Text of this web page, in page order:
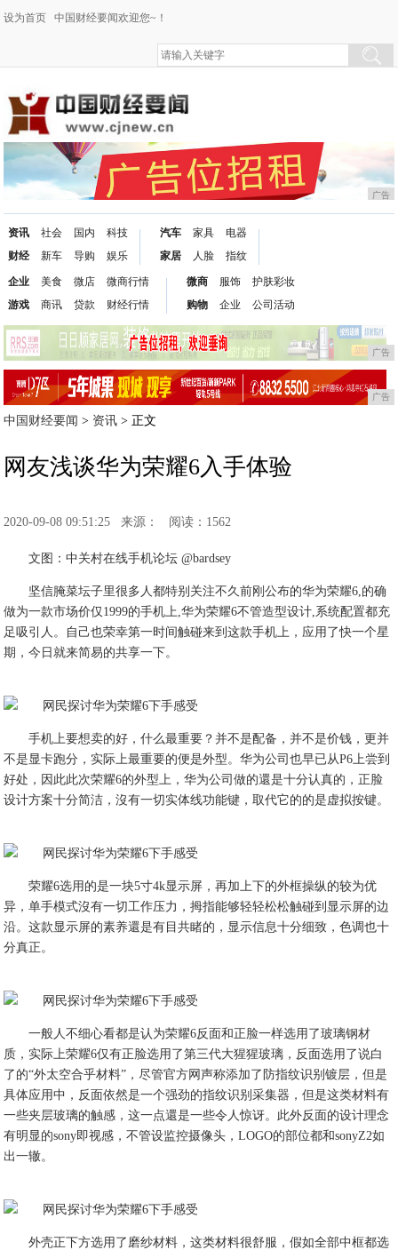
设为首页 中国财经要闻欢迎您~！
广告
资讯
财经
社会
新车
国内
导购
科技
娱乐
汽车
家居
家具
人脸
电器
指纹
企业
游戏
美食
商讯
微店
贷款
微商行情
财经行情
微商
购物
服饰
企业
护肤彩妆
公司活动
广告
广告
中国财经要闻 > 资讯 > 正文
网友浅谈华为荣耀6入手体验
2020-09-08 09:51:25 来源： 阅读：1562
文图：中关村在线手机论坛 @bardsey
坚信腌菜坛子里很多人都特别关注不久前刚公布的华为荣耀6,的确
做为一款市场价仅1999的手机上,华为荣耀6不管造型设计,系统配置都充
足吸引人。自己也荣幸第一时间触碰来到这款手机上，应用了快一个星
期，今日就来简易的共享一下。
手机上要想卖的好，什么最重要？并不是配备，并不是价钱，更并
不是显卡跑分，实际上最重要的便是外型。华为公司也早已从P6上尝到
好处，因此此次荣耀6的外型上，华为公司做的還是十分认真的，正脸
设计方案十分简洁，沒有一切实体线功能键，取代它的的是虚拟按键。
荣耀6选用的是一块5寸4k显示屏，再加上下的外框操纵的较为优
异，单手模式沒有一切工作压力，拇指能够轻轻松松触碰到显示屏的边
沿。这款显示屏的素养還是有目共睹的，显示信息十分细致，色调也十
分真正。
一般人不细心看都是认为荣耀6反面和正脸一样选用了玻璃钢材
质，实际上荣耀6仅有正脸选用了第三代大猩猩玻璃，反面选用了说白
了的“外太空合乎材料”，尽管官方网声称添加了防指纹识别镀层，但是
具体应用中，反面依然是一个强劲的指纹识别采集器，但是这类材料有
一些夹层玻璃的触感，这一点還是一些令人惊讶。此外反面的设计理念
有明显的sony即视感，不管设监控摄像头，LOGO的部位都和sonyZ2如
出一辙。
外壳正下方选用了磨纱材料，这类材料很舒服，假如全部中框都选